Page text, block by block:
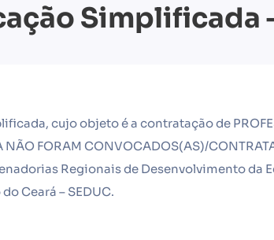
Simplificada
cujo objeto é a contratação de
NÃO FORAM CONVOCADOS(AS)/
Regionais de Desenvolvimento da
Ceará – SEDUC.